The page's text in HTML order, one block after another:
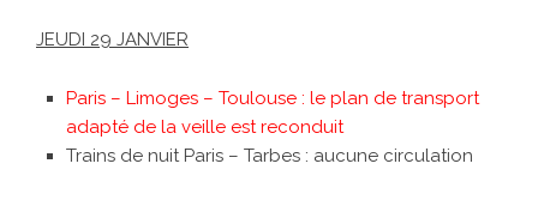
JEUDI 29 JANVIER
Paris – Limoges – Toulouse : le plan de transport
adapté de la veille est reconduit
Trains de nuit Paris – Tarbes : aucune circulation